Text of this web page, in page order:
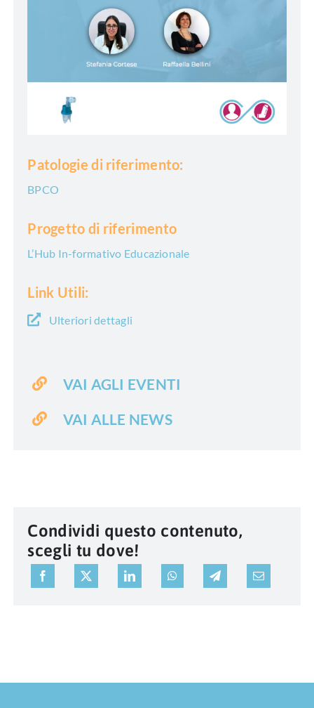
Patologie di riferimento:
BPCO
Progetto di riferimento
L’Hub In-formativo Educazionale
Link Utili:
Ulteriori dettagli
VAI AGLI EVENTI
VAI ALLE NEWS
Condividi questo contenuto,
scegli tu dove!